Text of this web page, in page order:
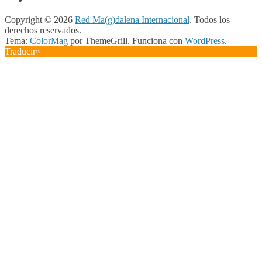
Copyright © 2026 Red Ma(g)dalena Internacional. Todos los
derechos reservados.
Tema: ColorMag por ThemeGrill. Funciona con WordPress.
Traducir»